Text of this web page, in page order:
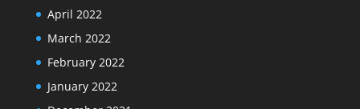
April 2022
March 2022
February 2022
January 2022